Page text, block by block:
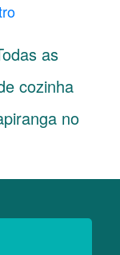
as
cozinha
no